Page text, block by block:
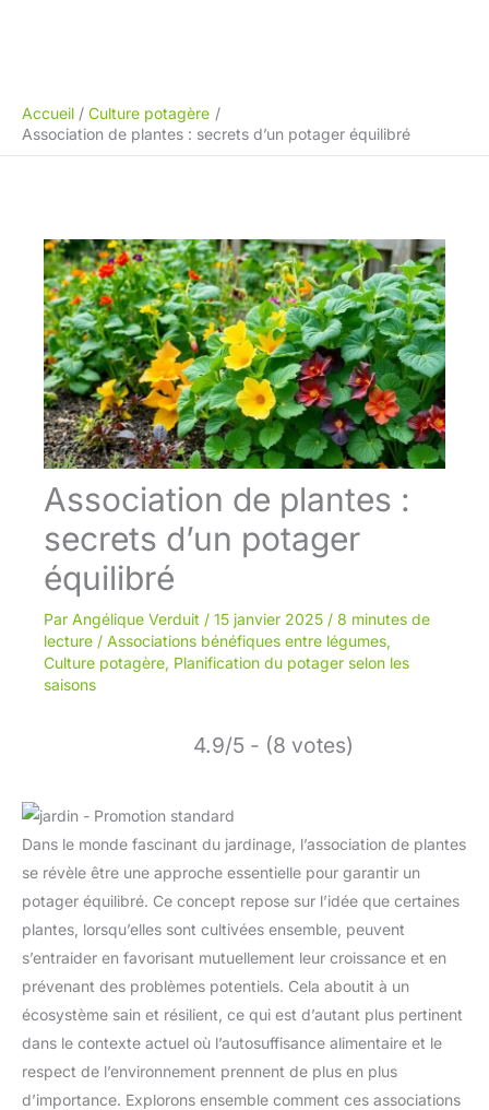
Accueil
Culture potagère
Association de plantes : secrets d’un potager équilibré
Association de plantes :
secrets d’un potager
équilibré
Par Angélique Verduit / 15 janvier 2025 / 8 minutes de
lecture / Associations bénéfiques entre légumes,
Culture potagère, Planification du potager selon les
saisons
4.9/5 - (8 votes)
Dans le monde fascinant du jardinage, l’association de plantes
se révèle être une approche essentielle pour garantir un
potager équilibré. Ce concept repose sur l’idée que certaines
plantes, lorsqu’elles sont cultivées ensemble, peuvent
s’entraider en favorisant mutuellement leur croissance et en
prévenant des problèmes potentiels. Cela aboutit à un
écosystème sain et résilient, ce qui est d’autant plus pertinent
dans le contexte actuel où l’autosuffisance alimentaire et le
respect de l’environnement prennent de plus en plus
d’importance. Explorons ensemble comment ces associations